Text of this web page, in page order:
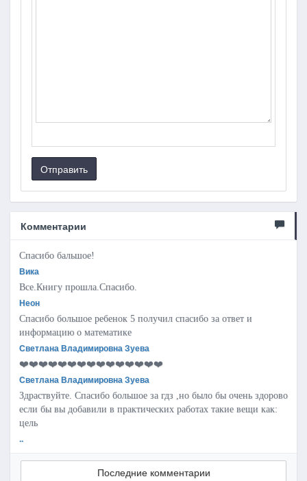
Отправить
Комментарии
Спасибо бальшое!
Вика
Все.Книгу прошла.Спасибо.
Неон
Спасибо большое ребенок 5 получил спасибо за ответ и
информацию о математике
Светлана Владимировна Зуева
❤️❤️❤️❤️❤️❤️❤️❤️❤️❤️❤️❤️❤️❤️❤️
Светлана Владимировна Зуева
Здраствуйте. Спасибо большое за гдз ,но было бы очень здорово
если бы вы добавили в практических работах такие вещи как:
цель
..
Последние комментарии